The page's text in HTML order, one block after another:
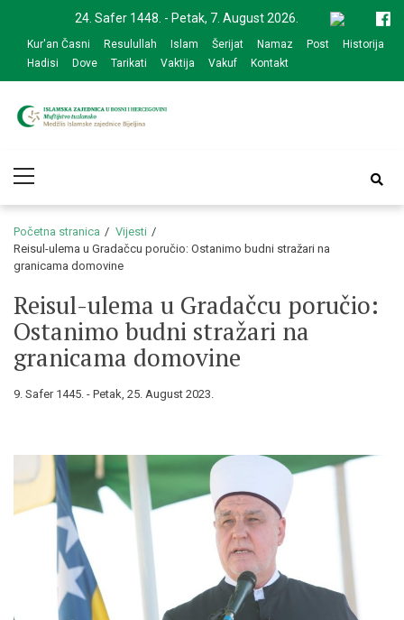
navigation
content
24. Safer 1448. - Petak, 7. August 2026.
Kur'an Časni Resulullah Islam Šerijat Namaz Post
Historija
Hadisi
Dove Tarikati Vaktija Vakuf Kontakt
zajednice Bijeljina
Menu
Početna stranica
Vijesti
Reisul-ulema u Gradačcu poručio: Ostanimo budni stražari na
granicama domovine
Reisul-ulema u Gradačcu poručio:
Ostanimo budni stražari na
granicama domovine
9. Safer 1445. - Petak, 25. August 2023.